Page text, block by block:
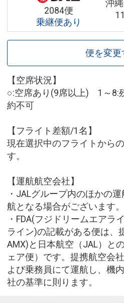
2084便
乗継便あり
沖
便を変更
【空席状況】
○:空席あり(9席以上) 1～8:
約不可
【フライト差額/1名】
現在選択中のフライトから
す。
【運航航空会社】
・JALグループ内のほかの
航となる場合がございます。
・FDA(フジドリームエアラ
ライン)の記載がある便は、
AMX)と日本航空（JAL）と
ェア便）です。提携航空会
よび乗務員にて運航し、機
社の基準に則ります。